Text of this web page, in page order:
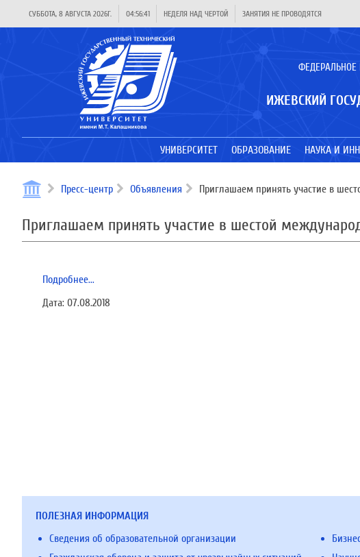
СУББОТА, 8 АВГУСТА 2026Г. 04:56:42 НЕДЕЛЯ НАД ЧЕРТОЙ ЗАНЯТИЯ НЕ ПРОВОДЯТСЯ
ФЕДЕРАЛЬНОЕ
ИЖЕВСКИЙ
УНИВЕРСИТЕТ ОБРАЗОВАНИЕ НАУКА И
Пресс-центр Объявления Приглашаем принять участие в
Приглашаем принять участие в шестой
Подробнее...
Дата: 07.08.2018
ПОЛЕЗНАЯ ИНФОРМАЦИЯ
Сведения об образовательной организации